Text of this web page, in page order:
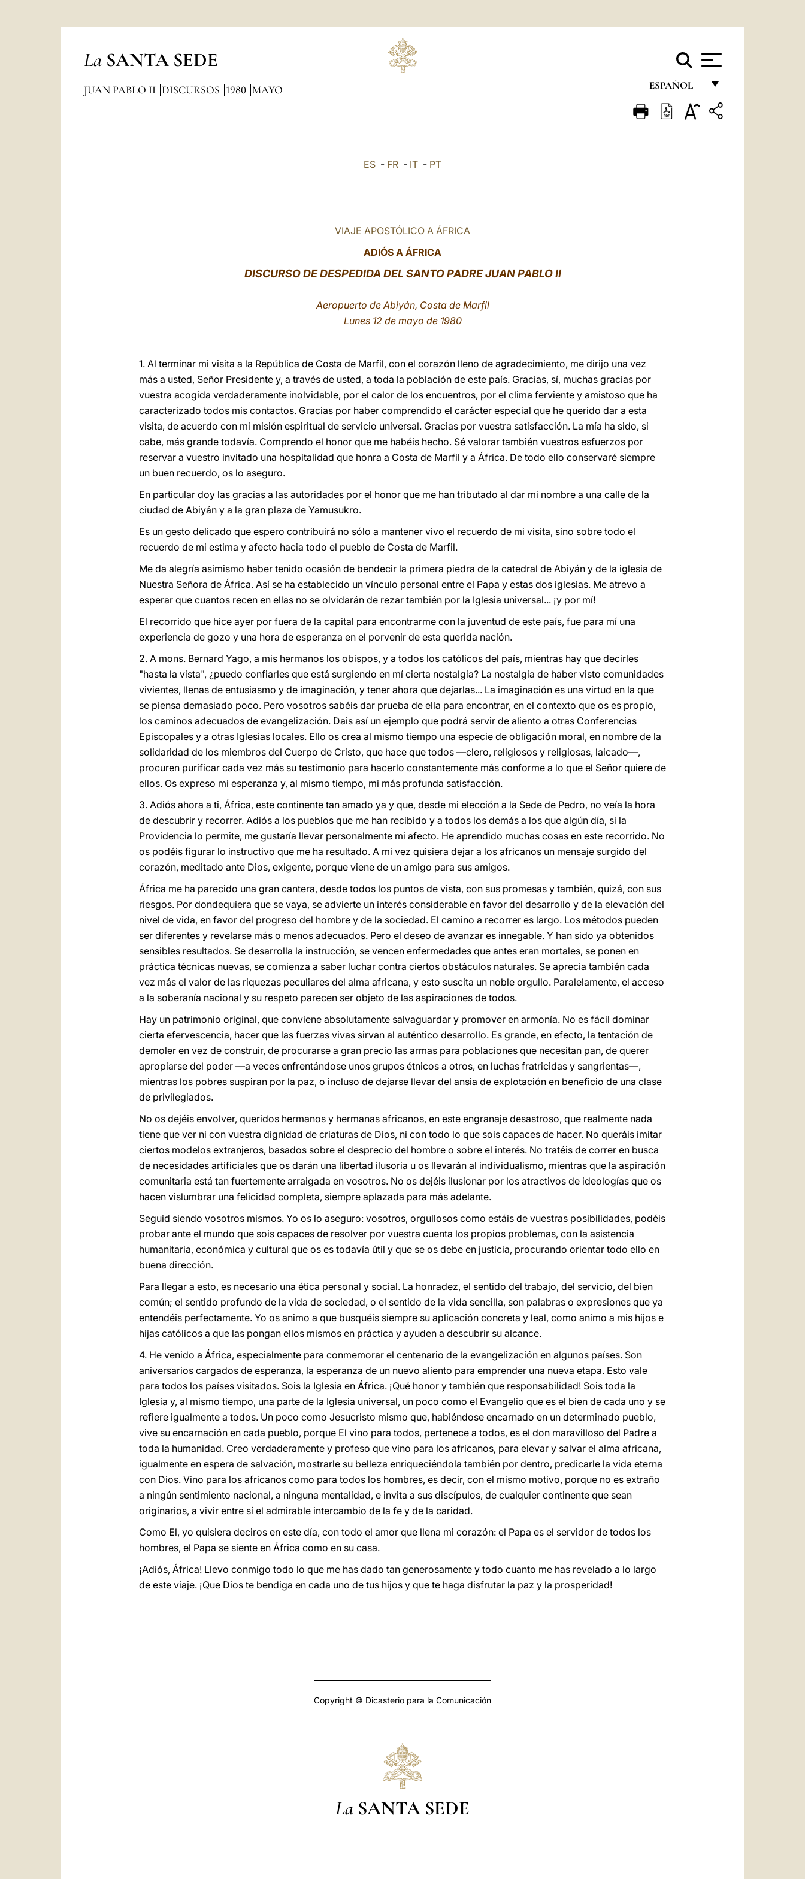
La SANTA SEDE
ESPAÑOL
FRANÇAIS
JUAN PABLO II DISCURSOS 1980 MAYO
ES - FR - IT - PT
VIAJE APOSTÓLICO A ÁFRICA
ADIÓS A ÁFRICA
DISCURSO DE DESPEDIDA DEL SANTO PADRE JUAN PABLO II
Aeropuerto de Abiyán, Costa de Marfil
Lunes 12 de mayo de 1980
1. Al terminar mi visita a la República de Costa de Marfil, con el corazón lleno de agradecimiento, me dirijo una vez
más a usted, Señor Presidente y, a través de usted, a toda la población de este país. Gracias, sí, muchas gracias por
vuestra acogida verdaderamente inolvidable, por el calor de los encuentros, por el clima ferviente y amistoso que ha
caracterizado todos mis contactos. Gracias por haber comprendido el carácter especial que he querido dar a esta
visita, de acuerdo con mi misión espiritual de servicio universal. Gracias por vuestra satisfacción. La mía ha sido, si
cabe, más grande todavía. Comprendo el honor que me habéis hecho. Sé valorar también vuestros esfuerzos por
reservar a vuestro invitado una hospitalidad que honra a Costa de Marfil y a África. De todo ello conservaré siempre
un buen recuerdo, os lo aseguro.
En particular doy las gracias a las autoridades por el honor que me han tributado al dar mi nombre a una calle de la
ciudad de Abiyán y a la gran plaza de Yamusukro.
Es un gesto delicado que espero contribuirá no sólo a mantener vivo el recuerdo de mi visita, sino sobre todo el
recuerdo de mi estima y afecto hacia todo el pueblo de Costa de Marfil.
Me da alegría asimismo haber tenido ocasión de bendecir la primera piedra de la catedral de Abiyán y de la iglesia de
Nuestra Señora de África. Así se ha establecido un vínculo personal entre el Papa y estas dos iglesias. Me atrevo a
esperar que cuantos recen en ellas no se olvidarán de rezar también por la Iglesia universal... ¡y por mí!
El recorrido que hice ayer por fuera de la capital para encontrarme con la juventud de este país, fue para mí una
experiencia de gozo y una hora de esperanza en el porvenir de esta querida nación.
2. A mons. Bernard Yago, a mis hermanos los obispos, y a todos los católicos del país, mientras hay que decirles
"hasta la vista", ¿puedo confiarles que está surgiendo en mí cierta nostalgia? La nostalgia de haber visto comunidades
vivientes, llenas de entusiasmo y de imaginación, y tener ahora que dejarlas... La imaginación es una virtud en la que
se piensa demasiado poco. Pero vosotros sabéis dar prueba de ella para encontrar, en el contexto que os es propio,
los caminos adecuados de evangelización. Dais así un ejemplo que podrá servir de aliento a otras Conferencias
Episcopales y a otras Iglesias locales. Ello os crea al mismo tiempo una especie de obligación moral, en nombre de la
solidaridad de los miembros del Cuerpo de Cristo, que hace que todos —clero, religiosos y religiosas, laicado—,
procuren purificar cada vez más su testimonio para hacerlo constantemente más conforme a lo que el Señor quiere de
ellos. Os expreso mi esperanza y, al mismo tiempo, mi más profunda satisfacción.
3. Adiós ahora a ti, África, este continente tan amado ya y que, desde mi elección a la Sede de Pedro, no veía la hora
de descubrir y recorrer. Adiós a los pueblos que me han recibido y a todos los demás a los que algún día, si la
Providencia lo permite, me gustaría llevar personalmente mi afecto. He aprendido muchas cosas en este recorrido. No
os podéis figurar lo instructivo que me ha resultado. A mi vez quisiera dejar a los africanos un mensaje surgido del
corazón, meditado ante Dios, exigente, porque viene de un amigo para sus amigos.
África me ha parecido una gran cantera, desde todos los puntos de vista, con sus promesas y también, quizá, con sus
riesgos. Por dondequiera que se vaya, se advierte un interés considerable en favor del desarrollo y de la elevación del
nivel de vida, en favor del progreso del hombre y de la sociedad. El camino a recorrer es largo. Los métodos pueden
ser diferentes y revelarse más o menos adecuados. Pero el deseo de avanzar es innegable. Y han sido ya obtenidos
sensibles resultados. Se desarrolla la instrucción, se vencen enfermedades que antes eran mortales, se ponen en
práctica técnicas nuevas, se comienza a saber luchar contra ciertos obstáculos naturales. Se aprecia también cada
vez más el valor de las riquezas peculiares del alma africana, y esto suscita un noble orgullo. Paralelamente, el acceso
a la soberanía nacional y su respeto parecen ser objeto de las aspiraciones de todos.
Hay un patrimonio original, que conviene absolutamente salvaguardar y promover en armonía. No es fácil dominar
cierta efervescencia, hacer que las fuerzas vivas sirvan al auténtico desarrollo. Es grande, en efecto, la tentación de
demoler en vez de construir, de procurarse a gran precio las armas para poblaciones que necesitan pan, de querer
apropiarse del poder —a veces enfrentándose unos grupos étnicos a otros, en luchas fratricidas y sangrientas—,
mientras los pobres suspiran por la paz, o incluso de dejarse llevar del ansia de explotación en beneficio de una clase
de privilegiados.
No os dejéis envolver, queridos hermanos y hermanas africanos, en este engranaje desastroso, que realmente nada
tiene que ver ni con vuestra dignidad de criaturas de Dios, ni con todo lo que sois capaces de hacer. No queráis imitar
ciertos modelos extranjeros, basados sobre el desprecio del hombre o sobre el interés. No tratéis de correr en busca
de necesidades artificiales que os darán una libertad ilusoria u os llevarán al individualismo, mientras que la aspiración
comunitaria está tan fuertemente arraigada en vosotros. No os dejéis ilusionar por los atractivos de ideologías que os
hacen vislumbrar una felicidad completa, siempre aplazada para más adelante.
Seguid siendo vosotros mismos. Yo os lo aseguro: vosotros, orgullosos como estáis de vuestras posibilidades, podéis
probar ante el mundo que sois capaces de resolver por vuestra cuenta los propios problemas, con la asistencia
humanitaria, económica y cultural que os es todavía útil y que se os debe en justicia, procurando orientar todo ello en
buena dirección.
Para llegar a esto, es necesario una ética personal y social. La honradez, el sentido del trabajo, del servicio, del bien
común; el sentido profundo de la vida de sociedad, o el sentido de la vida sencilla, son palabras o expresiones que ya
entendéis perfectamente. Yo os animo a que busquéis siempre su aplicación concreta y leal, como animo a mis hijos e
hijas católicos a que las pongan ellos mismos en práctica y ayuden a descubrir su alcance.
4. He venido a África, especialmente para conmemorar el centenario de la evangelización en algunos países. Son
aniversarios cargados de esperanza, la esperanza de un nuevo aliento para emprender una nueva etapa. Esto vale
para todos los países visitados. Sois la Iglesia en África. ¡Qué honor y también que responsabilidad! Sois toda la
Iglesia y, al mismo tiempo, una parte de la Iglesia universal, un poco como el Evangelio que es el bien de cada uno y se
refiere igualmente a todos. Un poco como Jesucristo mismo que, habiéndose encarnado en un determinado pueblo,
vive su encarnación en cada pueblo, porque El vino para todos, pertenece a todos, es el don maravilloso del Padre a
toda la humanidad. Creo verdaderamente y profeso que vino para los africanos, para elevar y salvar el alma africana,
igualmente en espera de salvación, mostrarle su belleza enriqueciéndola también por dentro, predicarle la vida eterna
con Dios. Vino para los africanos como para todos los hombres, es decir, con el mismo motivo, porque no es extraño
a ningún sentimiento nacional, a ninguna mentalidad, e invita a sus discípulos, de cualquier continente que sean
originarios, a vivir entre sí el admirable intercambio de la fe y de la caridad.
Como El, yo quisiera deciros en este día, con todo el amor que llena mi corazón: el Papa es el servidor de todos los
hombres, el Papa se siente en África como en su casa.
¡Adiós, África! Llevo conmigo todo lo que me has dado tan generosamente y todo cuanto me has revelado a lo largo
de este viaje. ¡Que Dios te bendiga en cada uno de tus hijos y que te haga disfrutar la paz y la prosperidad!
Copyright © Dicasterio para la Comunicación
La SANTA SEDE